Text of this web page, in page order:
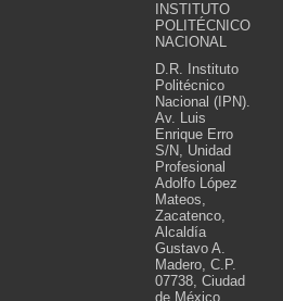
INSTITUTO
POLITÉCNICO
NACIONAL
D.R. Instituto
Politécnico
Nacional (IPN).
Av. Luis
Enrique Erro
S/N, Unidad
Profesional
Adolfo López
Mateos,
Zacatenco,
Alcaldía
Gustavo A.
Madero, C.P.
07738, Ciudad
de México.